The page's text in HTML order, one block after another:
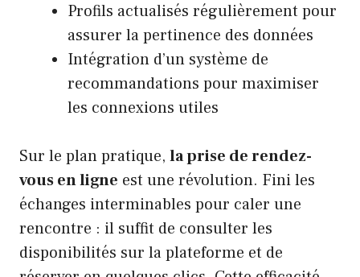
Profils actualisés régulièrement pour
assurer la pertinence des données
Intégration d’un système de
recommandations pour maximiser
les connexions utiles
Sur le plan pratique, la prise de rendez-
vous en ligne est une révolution. Fini les
échanges interminables pour caler une
rencontre : il suffit de consulter les
disponibilités sur la plateforme et de